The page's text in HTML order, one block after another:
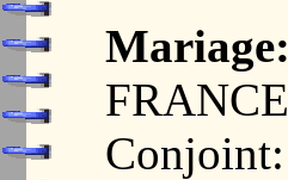
Mariage:
FRANCE
Conjoint: